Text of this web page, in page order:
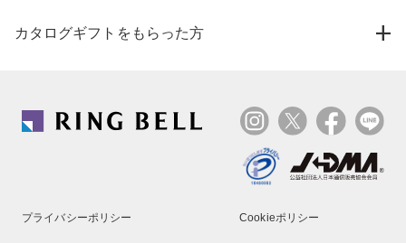
カタログギフトをもらった方
プライバシーポリシー Cookieポリシー